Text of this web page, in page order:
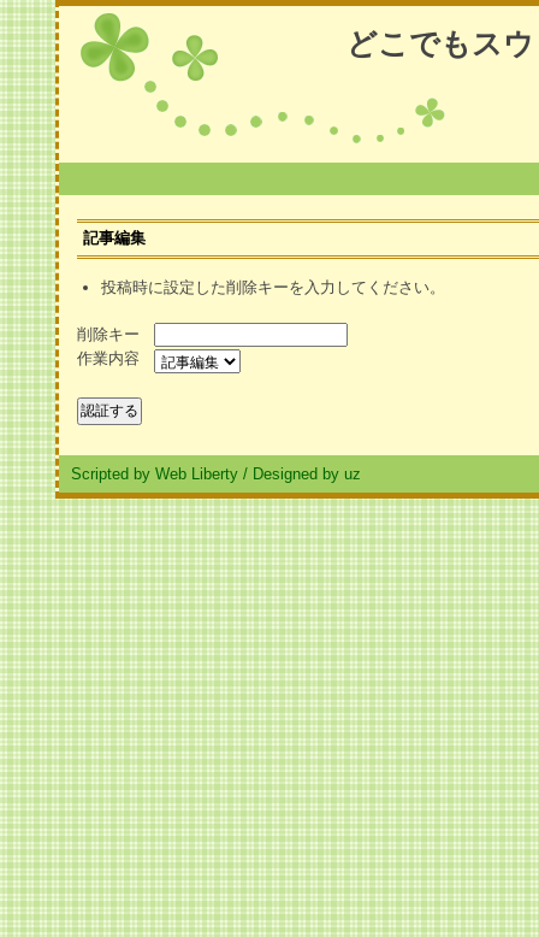
どこでもス
記事編集
投稿時に設定した削除キーを入力してください。
削除キー
作業内容
Scripted by Web Liberty / Designed by uz